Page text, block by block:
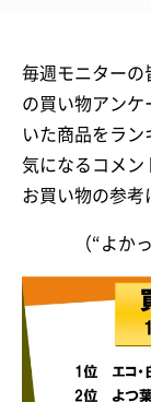
毎週モニターの
の買い物アンケ
いた商品をラ
気になるコメン
お買い物の参考
（“よか